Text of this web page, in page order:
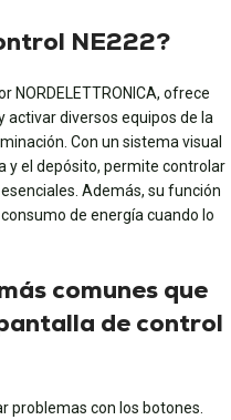
NE222?
NORDELETTRONICA, ofrece
diversos equipos de la
Con un sistema visual
y el depósito, permite controlar
Además, su función
de energía cuando lo
comunes que
de control
problemas con los botones.